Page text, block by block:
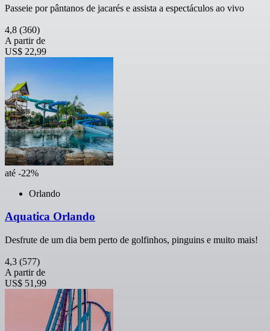
Passeie por pântanos de jacarés e assista a espectáculos ao vivo
4,8 (360)
A partir de
US$ 22,99
até -22%
Orlando
Aquatica Orlando
Desfrute de um dia bem perto de golfinhos, pinguins e muito mais!
4,3 (577)
A partir de
US$ 51,99